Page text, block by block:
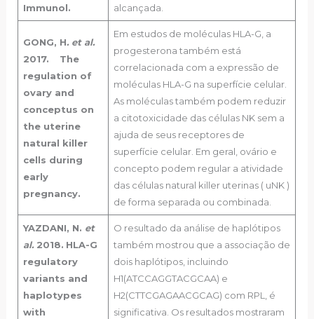
Immunol.
alcançada.
GONG, H. et al.
2017.
The
regulation of
ovary and
conceptus on
the uterine
natural killer
cells during
early
pregnancy.
Em estudos de moléculas HLA-G, a
progesterona também está
correlacionada com a expressão de
moléculas HLA-G na superfície celular.
As moléculas também podem reduzir
a citotoxicidade das células NK sem a
ajuda de seus receptores de
superfície celular. Em geral, ovário e
concepto podem regular a atividade
das células natural killer uterinas ( uNK )
de forma separada ou combinada.
YAZDANI, N. et
al. 2018. HLA-G
regulatory
variants and
haplotypes
with
O resultado da análise de haplótipos
também mostrou que a associação de
dois haplótipos, incluindo
H1(ATCCAGGTACGCAA) e
H2(CTTCGAGAACGCAG) com RPL, é
significativa. Os resultados mostraram